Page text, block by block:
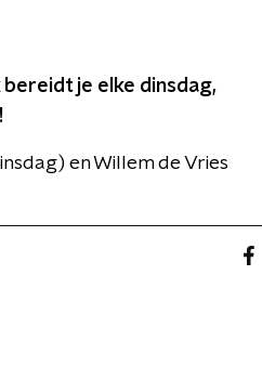
je elke dinsdag,
en Willem de Vries